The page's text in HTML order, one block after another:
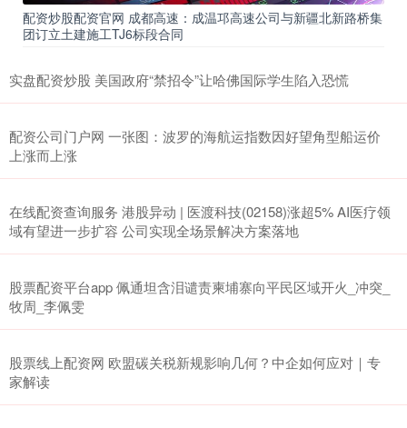
配资炒股配资官网 成都高速：成温邛高速公司与新疆北新路桥集
团订立土建施工TJ6标段合同
实盘配资炒股 美国政府“禁招令”让哈佛国际学生陷入恐慌
配资公司门户网 一张图：波罗的海航运指数因好望角型船运价
上涨而上涨
在线配资查询服务 港股异动 | 医渡科技(02158)涨超5% AI医疗领
域有望进一步扩容 公司实现全场景解决方案落地
股票配资平台app 佩通坦含泪谴责柬埔寨向平民区域开火_冲突_
牧周_李佩雯
股票线上配资网 欧盟碳关税新规影响几何？中企如何应对｜专
家解读